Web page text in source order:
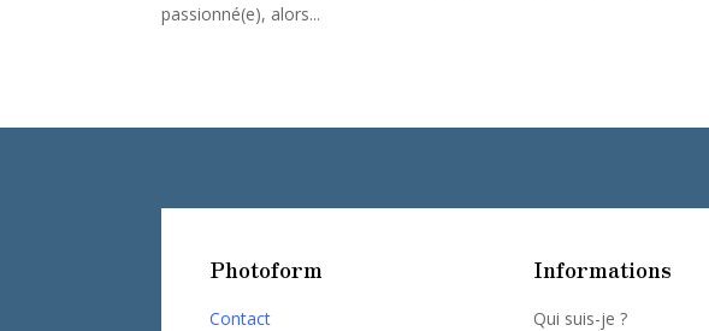
passionné(e), alors...
Photoform
Contact
Informations
Qui suis-je ?